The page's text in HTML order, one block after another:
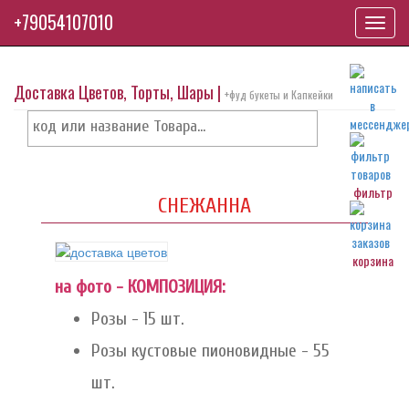
фильтр
корзина
Доставка Цветов, Торты, Шары | +фуд букеты и Капкейки
СНЕЖАННА
на фото - КОМПОЗИЦИЯ:
Розы - 15 шт.
Розы кустовые пионовидные - 55
шт.
+79054107010